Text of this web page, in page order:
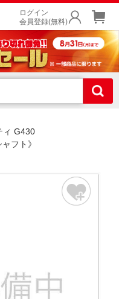
ログイン
会員登録(無料)
ィ G430
フト》